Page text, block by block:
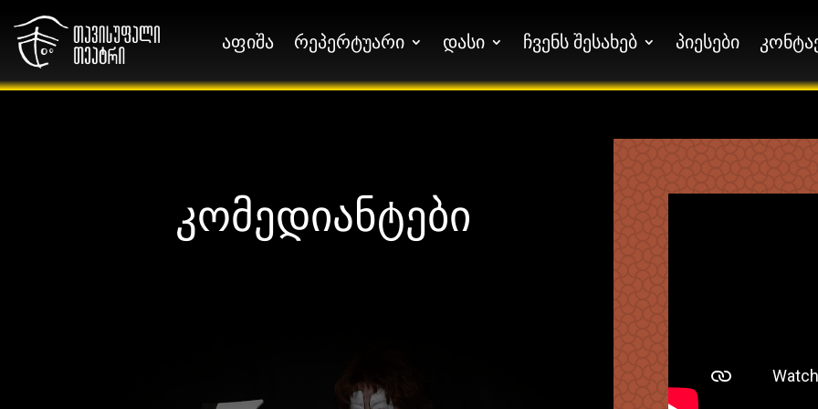
აფიშა რეპერტუარი დასი ჩვენს შესახებ პიესები
აფიშა რეპერტუარი დასი ჩვენს შესახებ პიესები
კომედიანტები